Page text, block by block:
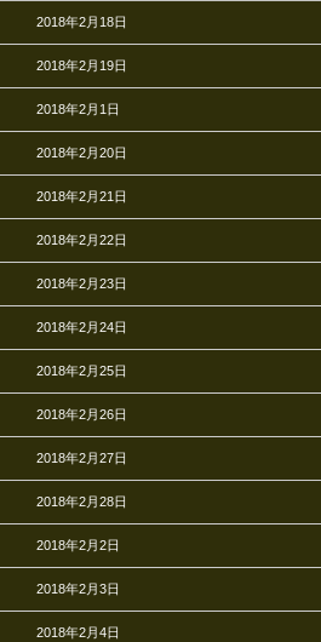
2018年2月18日
2018年2月19日
2018年2月1日
2018年2月20日
2018年2月21日
2018年2月22日
2018年2月23日
2018年2月24日
2018年2月25日
2018年2月26日
2018年2月27日
2018年2月28日
2018年2月2日
2018年2月3日
2018年2月4日